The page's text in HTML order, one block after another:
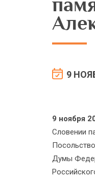
9
9 ноября
Словении
Думы